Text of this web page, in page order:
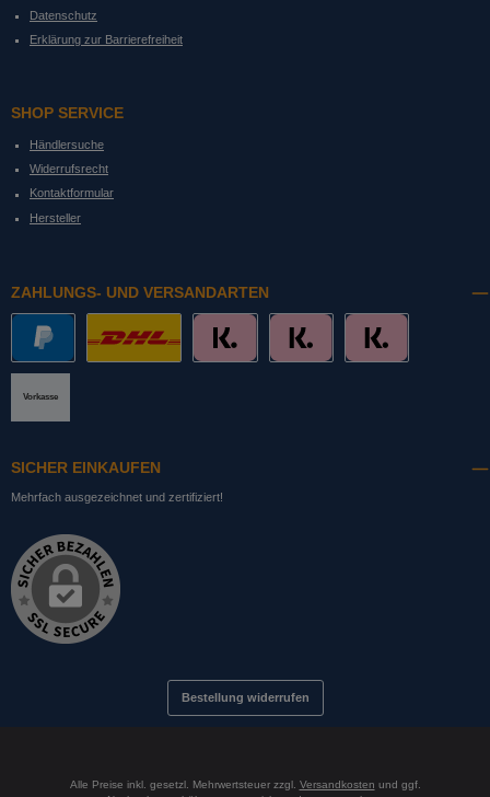
Datenschutz
Erklärung zur Barrierefreiheit
SHOP SERVICE
Händlersuche
Widerrufsrecht
Kontaktformular
Hersteller
ZAHLUNGS- UND VERSANDARTEN
Vorkasse
SICHER EINKAUFEN
Mehrfach ausgezeichnet und zertifiziert!
Bestellung widerrufen
Alle Preise inkl. gesetzl. Mehrwertsteuer zzgl. Versandkosten und ggf.